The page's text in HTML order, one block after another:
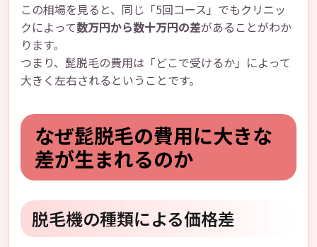
この相場を見ると、同じ「5回コース」でもクリニッ
クによって数万円から数十万円の差があることがわか
ります。
つまり、髭脱毛の費用は「どこで受けるか」によって
大きく左右されるということです。
なぜ髭脱毛の費用に大きな
差が生まれるのか
脱毛機の種類による価格差